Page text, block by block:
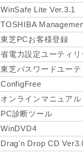
WinSafe Lite Ver.3.1
TOSHIBA
東芝PCお客様登録
省電力設定ユーティリ
東芝パスワードユーテ
ConfigFree
オンラインマニュアル
PC診断ツール
WinDVD4
Drag'n Drop CD